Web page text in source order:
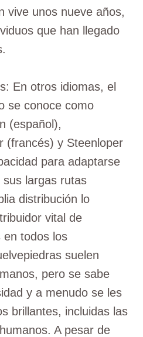
vive unos nueve años,
que han llegado
En otros idiomas, el
se conoce como
(español),
(francés) y Steenloper
para adaptarse
largas rutas
distribución lo
vital de
en todos los
suelen
pero se sabe
y a menudo se les
brillantes, incluidas las
A pesar de